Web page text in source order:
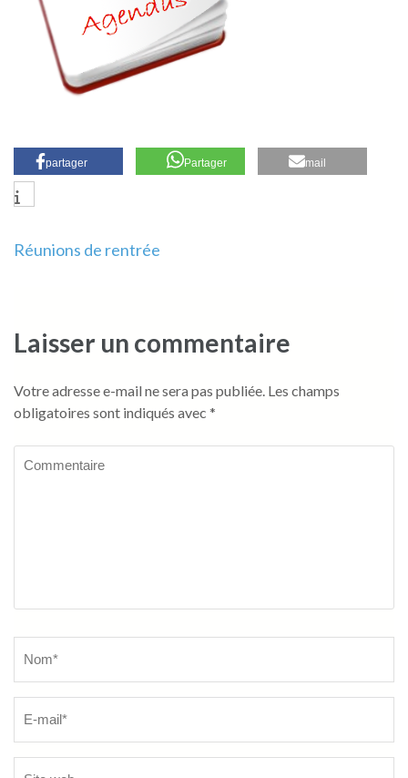
partager Partager mail
Navigation
l’article
Réunions de rentrée
Laisser un commentaire
Votre adresse e-mail ne sera pas publiée. Les champs
obligatoires sont indiqués avec *